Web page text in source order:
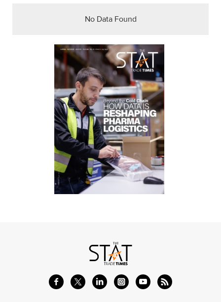
No Data Found